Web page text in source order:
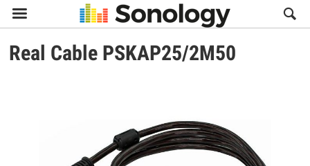

Real Cable PSKAP25/2M50